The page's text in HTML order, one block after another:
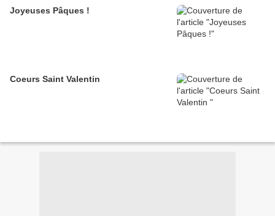
Joyeuses Pâques !
Coeurs Saint Valentin